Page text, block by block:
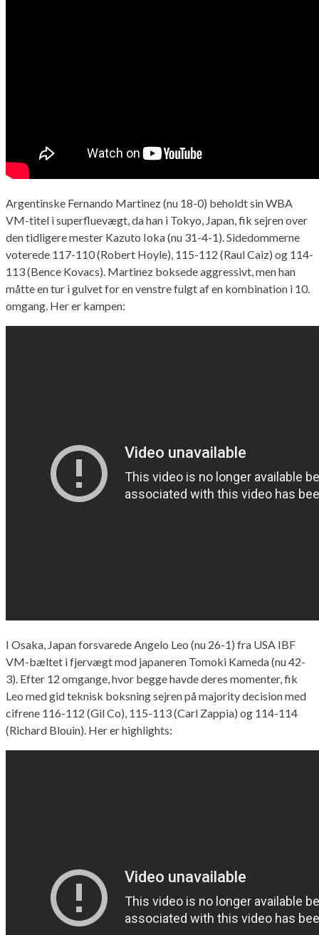
Argentinske Fernando Martinez (nu 18-0) beholdt sin WBA
VM-titel i superfluevægt, da han i Tokyo, Japan, fik sejren over
den tidligere mester Kazuto Ioka (nu 31-4-1). Sidedommerne
voterede 117-110 (Robert Hoyle), 115-112 (Raul Caiz) og 114-
113 (Bence Kovacs). Martinez boksede aggressivt, men han
måtte en tur i gulvet for en venstre fulgt af en kombination i 10.
omgang. Her er kampen:
I Osaka, Japan forsvarede Angelo Leo (nu 26-1) fra USA IBF
VM-bæltet i fjervægt mod japaneren Tomoki Kameda (nu 42-
3). Efter 12 omgange, hvor begge havde deres momenter, fik
Leo med gid teknisk boksning sejren på majority decision med
cifrene 116-112 (Gil Co), 115-113 (Carl Zappia) og 114-114
(Richard Blouin). Her er highlights: